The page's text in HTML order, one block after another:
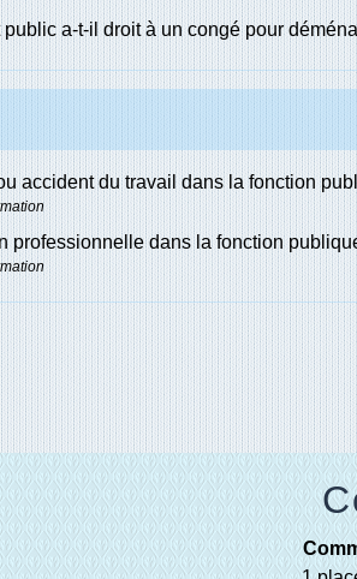
public a-t-il droit à un congé pour
accident du travail dans la fonction
professionnelle dans la fonction